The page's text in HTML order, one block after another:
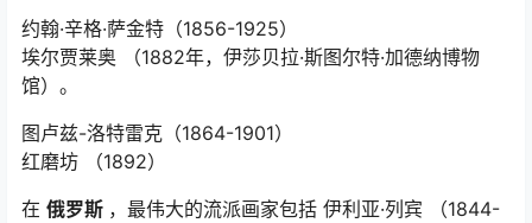
约翰·辛格·萨金特（1856-1925）
埃尔贾莱奥
（1882年，伊莎贝拉·斯图尔特·加德纳博物
馆）。
图卢兹-洛特雷克（1864-1901）
红磨坊
（1892）
在 俄罗斯 ，最伟大的流派画家包括 伊利亚·列宾 （1844-